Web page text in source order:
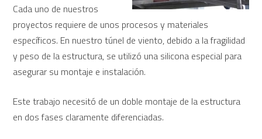
Cada uno de nuestros
proyectos requiere de unos procesos y materiales
específicos. En nuestro túnel de viento, debido a la fragilidad
y peso de la estructura, se utilizó una silicona especial para
asegurar su montaje e instalación.
Este trabajo necesitó de un doble montaje de la estructura
en dos fases claramente diferenciadas.